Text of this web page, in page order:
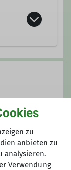
zu
anbieten zu
analysieren.
Verwendung